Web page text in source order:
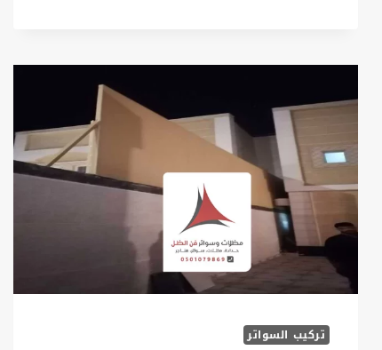
ت:
ستارة
حديد
شرائح
الخبر
–
سواتر
قماش
القطيف
تركيب السواتر